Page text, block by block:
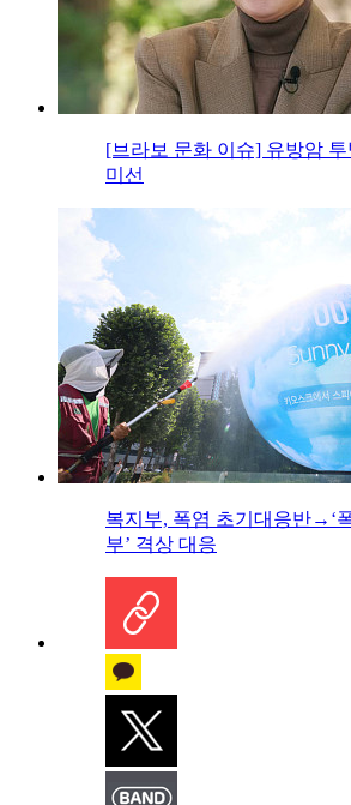
[브라보 문화 이슈] 유방암
미선
복지부, 폭염 초기대응반→‘
부’ 격상 대응